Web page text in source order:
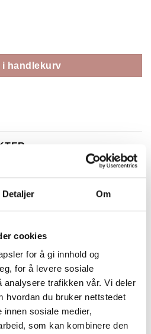
Detaljer Om
cookies
for å gi innhold og
for å levere sosiale
analysere trafikken vår. Vi deler
hvordan du bruker nettstedet
sosiale medier,
som kan kombinere den
i handlekurv
Bånd til Fanabunad
Kongeblå 40
kr 35,00 –
til
kr50,00
Velg alternativ